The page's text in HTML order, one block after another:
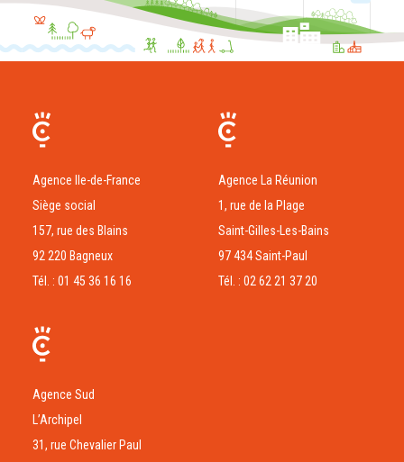
Agence Ile-de-France
Siège social
157, rue des Blains
92 220 Bagneux
Tél. : 01 45 36 16 16
Agence La Réunion
1, rue de la Plage
Saint-Gilles-Les-Bains
97 434 Saint-Paul
Tél. : 02 62 21 37 20
Agence Sud
L’Archipel
31, rue Chevalier Paul